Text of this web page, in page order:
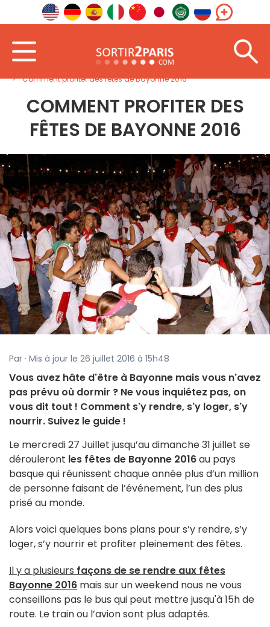
Comment profiter des fêtes de Bayonne 2016
COMMENT PROFITER DES
FÊTES DE BAYONNE 2016
Par · Mis à jour le 26 juillet 2016 à 15h48
Vous avez hâte d'être à Bayonne mais vous n'avez
pas prévu où dormir ? Ne vous inquiétez pas, on
vous dit tout ! Comment s'y rendre, s'y loger, s'y
nourrir. Suivez le guide !
Le mercredi 27 Juillet jusqu’au dimanche 31 juillet se
dérouleront les fêtes de Bayonne 2016au pays
basque qui réunissent chaque année plus d’un million
de personne faisant de l’événement, l’un des plus
prisé au monde.
Alors voici quelques bons plans pour s’y rendre, s’y
loger, s’y nourrir et profiter pleinement des fêtes.
Il y a plusieurs façons de se rendre aux fêtes
Bayonne 2016 mais sur un weekend nous ne vous
conseillons pas le bus qui peut mettre jusqu'à 15h de
route. Le train ou l’avion sont plus adaptés.